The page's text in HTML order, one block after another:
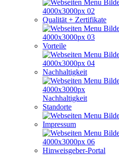
Qualität + Zertifikate
Vorteile
Nachhaltigkeit
Nachhaltigkeit
Standorte
Impressum
Hinweisgeber-Portal